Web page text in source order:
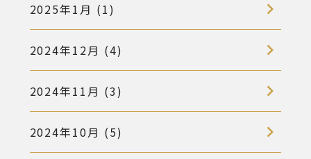
2025年1月 (1)
2024年12月 (4)
2024年11月 (3)
2024年10月 (5)